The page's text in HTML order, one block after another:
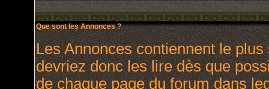
Que sont les Annonces ?
Les Annonces contiennent le
devriez donc les lire dès que
de chaque page du forum dans